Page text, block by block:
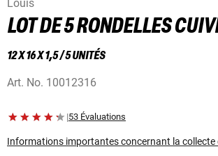
Louis
LOT DE 5 RONDELLES
12 X 16 X 1,5 / 5 UNITÉS
Art. No. 10012316
|53 Évaluations
Informations importantes concernant la collecte